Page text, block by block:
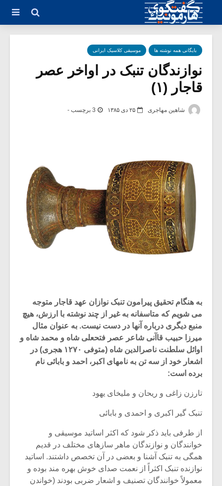
بایگانی همه نوشته ها موسیقی کلاسیک ایرانی
نوازندگان تنبک در اواخر عصر
قاجار (۱)
شاهین مهاجری ۲۵ دی ۱۳۸۵ 3 برچسب -
به هنگام تحقیق پیرامون تنبک نوازان عهد قاجار متوجه
می شویم که متاسفانه به غیر از چند نوشته با ارزش، هیچ
منبع دیگری درباره آنها در دست نیست. به عنوان مثال
میرزا حبیب قاآنی شاعر عصر فتحعلی شاه و محمد شاه و
اوائل سلطنت ناصرالدین شاه (متوفی ۱۲۷۰ هجری) در
اشعار خود از سه تن به نامهای اکبر، احمد و بابائی نام
برده است:
تارزن زاغی و ریحان و ملیخای یهود
تنبک گیر اکبری و احمدی و بابائی
از طرفی باید ذکر شود که اکثر اساتید موسیقی و
خوانندگان و نوازندگان ماهر سازهای مختلف در قدیم
همگی به تنبک آشنا و بعضی در آن تخصص داشتند. اساتید
نوازنده تنبک اکثراً از نعمت صدای خوش بهره مند بوده و
معمولاً خوانندگان تصنیف و اشعار ضربی بودند (خواندن